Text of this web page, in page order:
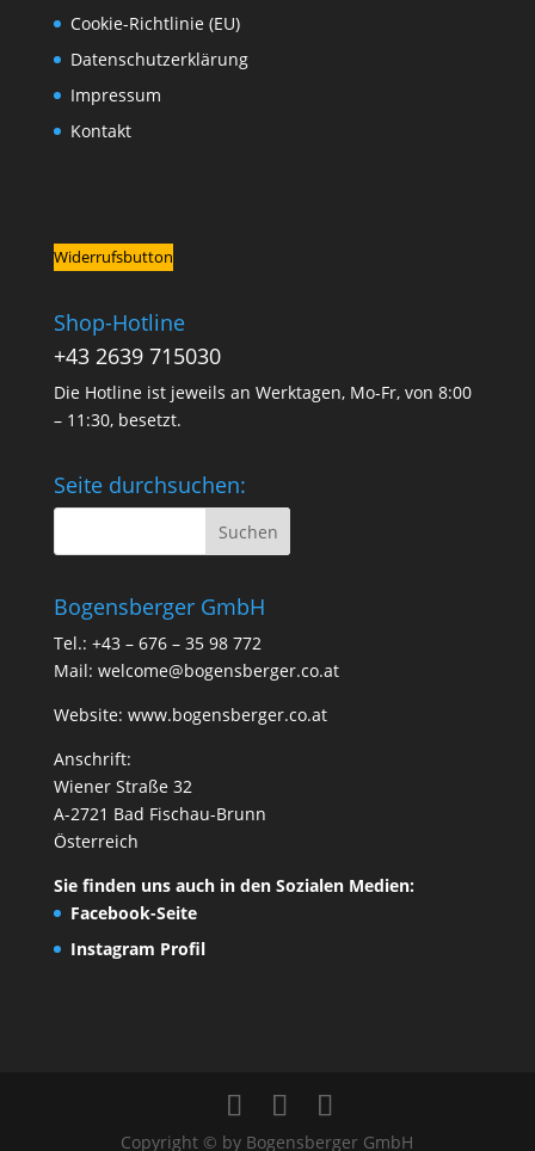
Cookie-Richtlinie (EU)
Datenschutzerklärung
Impressum
Kontakt
Widerrufsbutton
Shop-Hotline
+43 2639 715030
Die Hotline ist jeweils an Werktagen, Mo-Fr, von 8:00
– 11:30, besetzt.
Seite durchsuchen:
Bogensberger GmbH
Tel.: +43 – 676 – 35 98 772
Mail: welcome@bogensberger.co.at
Website: www.bogensberger.co.at
Anschrift:
Wiener Straße 32
A-2721 Bad Fischau-Brunn
Österreich
Sie finden uns auch in den Sozialen Medien:
Facebook-Seite
Instagram Profil
Copyright © by Bogensberger GmbH